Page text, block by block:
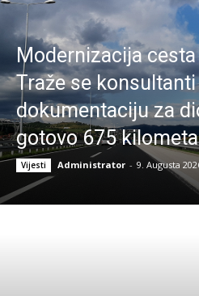
Modernizacija cesta
Traže se
dokumentaciju za
gotovo 675
Vijesti Administrator - 9. Augusta